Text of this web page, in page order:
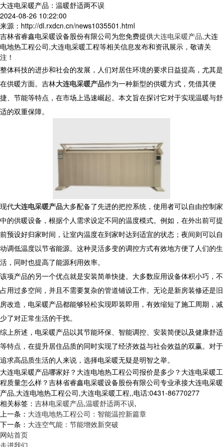
大连电采暖产品：温暖舒适两不误
2024-08-26 10:22:00
来源：http://dl.rxdcn.cn/news1035501.html
吉林省睿鑫电采暖设备股份有限公司为您免费提供大连电采暖产品,大连
电地热工程公司,大连电采暖工程等相关信息发布和资讯展示，敬请关
注！
整体科技的进步和社会的发展，人们对居住环境的要求日益提高，尤其是
在供暖方面。吉林大连电采暖产品作为一种新型的供暖方式，凭借其便
捷、节能等特点，在市场上迅速崛起。本文旨在探讨它对于实现温暖与舒
适的双重保障。
现代大连电采暖产品大多配备了先进的把控系统，使用者可以自由控制家
中的供暖设备，根据个人需求设定不同的温度模式。例如，在外出前可提
前预设好归家时间，让室内温度在到家时达到适宜的状态；夜间则可以自
动调低温度以节省能源。这种灵活多变的调控方式有效地方便了人们的生
活，同时也提高了能源利用效率。
该项产品的另一个优点就是安装简单快捷。大多数应用设备体积小巧，不
占用过多空间，并且不需要复杂的管道铺设工作。无论是新房装修还是旧
房改造，电采暖产品都能够轻松实现即装即用，有效缩短了施工周期，减
少了对正常生活的干扰。
综上所述，电采暖产品以其节能环保、智能调控、安装简便以及健康舒适
等特点，在提升居住品质的同时实现了经济效益与社会效益的双赢。对于
追求高品质生活的人来说，选择电采暖无疑是明智之举。
大连电采暖产品哪家好？大连电地热工程公司报价是多少？大连电采暖工
程质量怎么样？吉林省睿鑫电采暖设备股份有限公司专业承接大连电采暖
产品,大连电地热工程公司,大连电采暖工程,,电话:0431-86770277
相关标签： 吉林电采暖产品,温暖舒适两不误,
上一条： 大连电地热工程公司：智能温控新篇章
下一条： 大连空气能：节能增效新突破
网站首页
走进我们